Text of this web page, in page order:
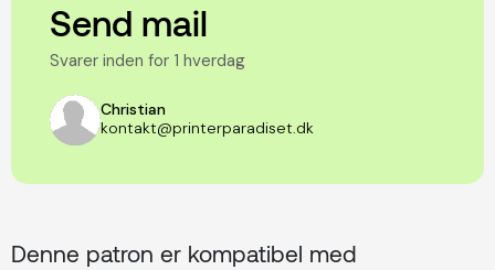
Send mail
Svarer inden for 1 hverdag
Christian
kontakt@printerparadiset.dk
Denne patron er kompatibel med